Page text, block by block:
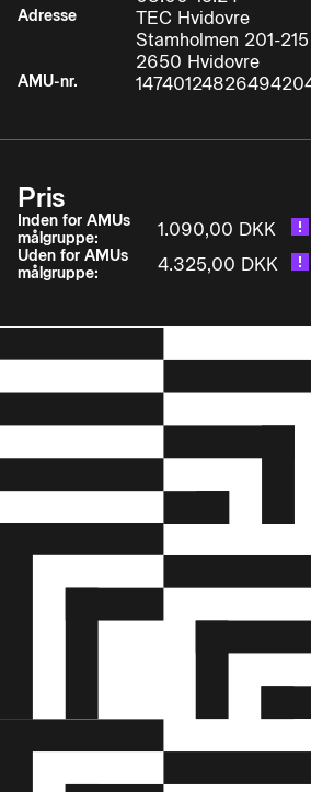
• systematisk fejlfinder på
og anlæg, der indeholder relæ-,
pneumatiske og el-
komponenterDeltageren kan i
• sikkerhed ved arbejde med
• datablade og specifikationer
Adresse
TEC Hvidovre
Stamholmen 201-215
2650 Hvidovre
AMU-nr.
Pris
Inden for AMUs
målgruppe:
1.090,00 DKK
Uden for AMUs
målgruppe:
4.325,00 DKK